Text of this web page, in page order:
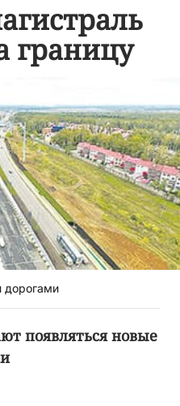
границу
дорогами
появляться новые